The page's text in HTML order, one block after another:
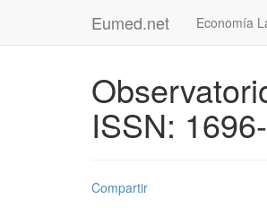
Eumed.net Economía
ISSN:
Compartir